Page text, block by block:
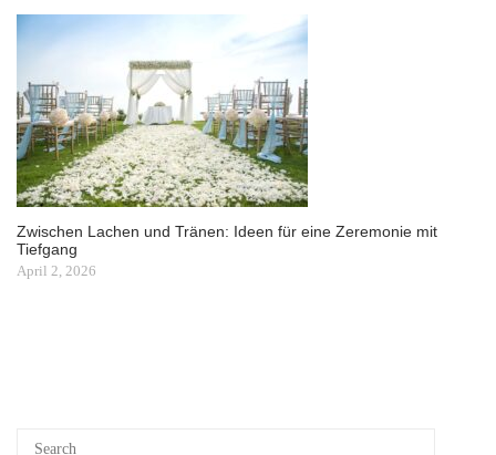
Zwischen Lachen und Tränen: Ideen für eine Zeremonie mit
Tiefgang
April 2, 2026